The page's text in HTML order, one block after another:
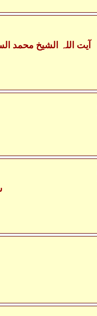
- آیت اللہ الشیخ محمد